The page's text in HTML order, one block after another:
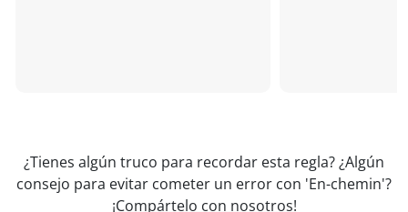
¿Tienes algún truco para recordar esta regla? ¿Algún
consejo para evitar cometer un error con 'En-chemin'?
¡Compártelo con nosotros!